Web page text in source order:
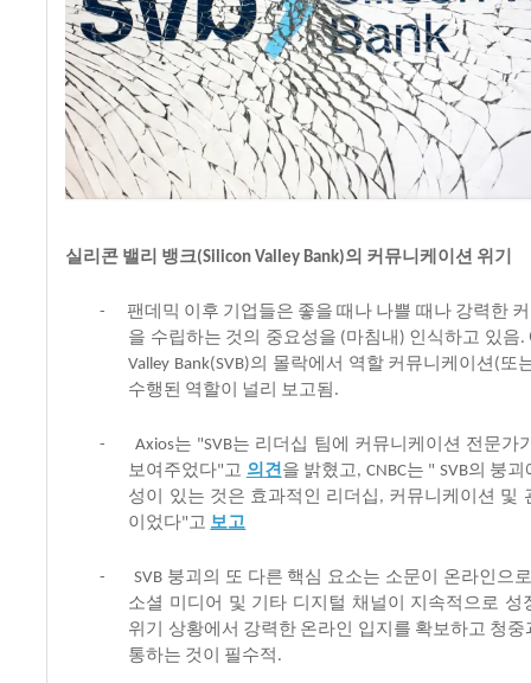
실리콘 밸리 뱅크(Silicon Valley Bank)의 커뮤니케이션 위기
- 팬데믹 이후 기업들은 좋을 때나 나쁠 때나 강력한
을 수립하는 것의 중요성을 (마침내 ) 인식하고 있음.
Valley Bank(SVB)의 몰락에서 역할 커뮤니케이션 ( 또
수행된 역할이 널리 보고됨 .
- Axios는 "SVB는 리더십 팀에 커뮤니케이션 전문가
보여주었다" 고 의 견 을 밝혔고 , CNBC는 " SVB의 붕괴
성이
있는 것은 효과적인 리더십 , 커뮤니케이션 및
이었다" 고 보고
- SVB 붕괴의 또 다른 핵심 요소는 소문이
온라인으
소셜 미디어 및 기타 디지털 채널이 지속적으로 성
위기
상황에서 강력한 온라인 입지를 확보하고 청중
통하는 것이 필수적 .